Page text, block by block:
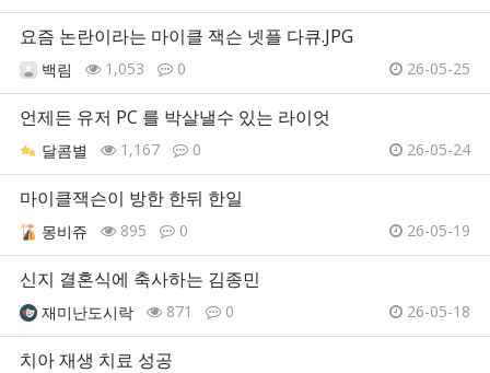
요즘 논란이라는 마이클 잭슨 넷플 다큐.JPG
백림 1,053 0 26-05-25
언제든 유저 PC 를 박살낼수 있는 라이엇
달콤별 1,167 0 26-05-24
마이클잭슨이 방한 한뒤 한일
몽비쥬 895 0 26-05-19
신지 결혼식에 축사하는 김종민
재미난도시락 871 0 26-05-18
치아 재생 치료 성공